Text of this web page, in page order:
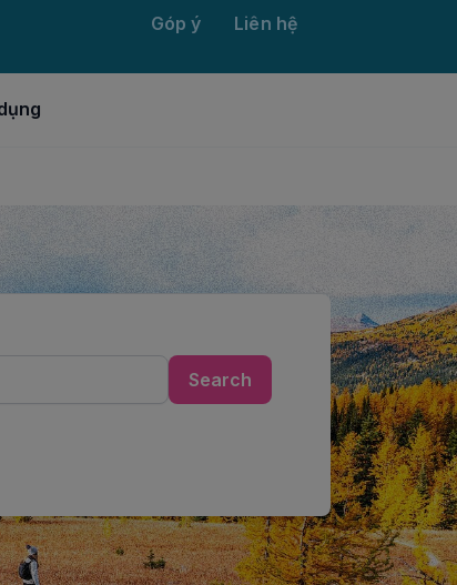
Góp ý Liên hệ
Search